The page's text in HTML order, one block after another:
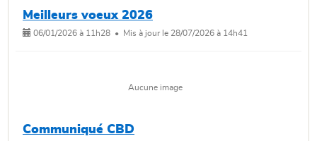
Meilleurs voeux 2026
06/01/2026 à 11h28 • Mis à jour le 28/07/2026 à 14h41
Aucune image
Communiqué CBD